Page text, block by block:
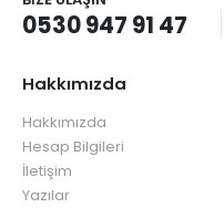
0530 947 91 47
Hakkımızda
Hakkımızda
Hesap Bilgileri
İletişim
Yazılar